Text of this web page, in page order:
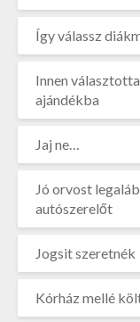
Így válassz
Innen
ajándékba
Jaj ne…
Jó orvost
autószerelőt
Jogsit szeretnék
Kórház mellé